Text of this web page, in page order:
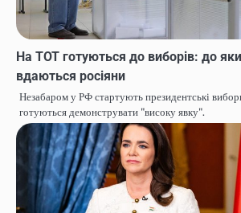
На ТОТ готуються до виборів: до
вдаються росіяни
Незабаром у РФ стартують президентські
готуються демонструвати "високу явку".